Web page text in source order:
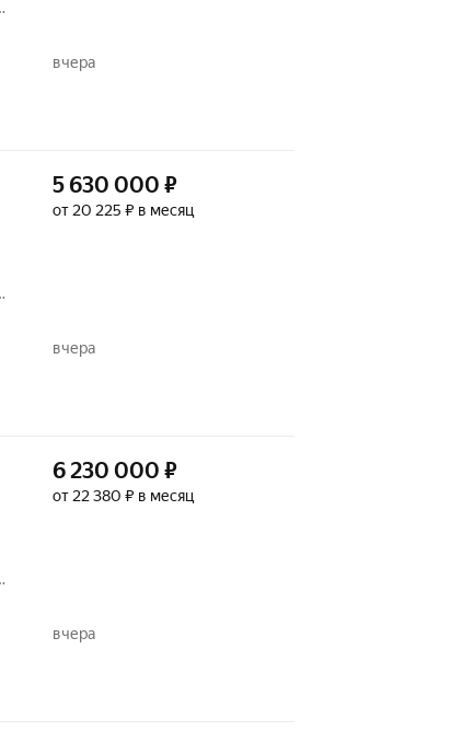
вчера
5 630 000 ₽
от 20 225 ₽ в месяц
вчера
6 230 000 ₽
от 22 380 ₽ в месяц
вчера